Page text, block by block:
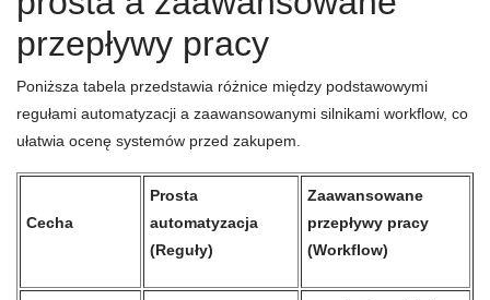
przepływy pracy
Poniższa tabela przedstawia różnice między podstawowymi
regułami automatyzacji a zaawansowanymi silnikami workflow, co
ułatwia ocenę systemów przed zakupem.
Cecha
Prosta
automatyzacja
(Reguły)
Zaawansowane
przepływy pracy
(Workflow)